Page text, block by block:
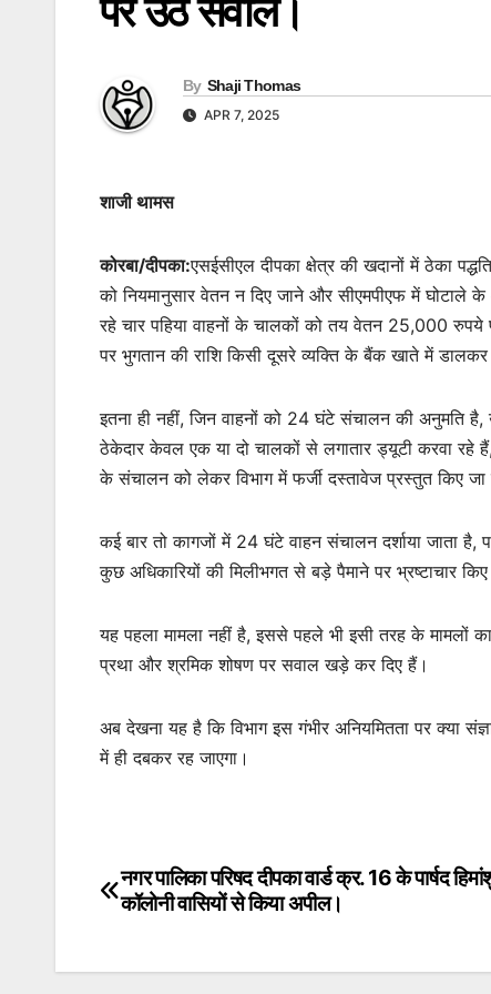
पर उठे सवाल।
By Shaji Thomas
APR 7, 2025
शाजी थामस
कोरबा/दीपका:एसईसीएल दीपका क्षेत्र की खदानों में ठेका
को नियमानुसार वेतन न दिए जाने और सीएमपीएफ में घोटाले
रहे चार पहिया वाहनों के चालकों को तय वेतन 25,000 रुपये
पर भुगतान की राशि किसी दूसरे व्यक्ति के बैंक खाते में डालकर
इतना ही नहीं, जिन वाहनों को 24 घंटे संचालन की अनुमति
ठेकेदार केवल एक या दो चालकों से लगातार ड्यूटी करवा रहे
के संचालन को लेकर विभाग में फर्जी दस्तावेज प्रस्तुत किए
कई बार तो कागजों में 24 घंटे वाहन संचालन दर्शाया जाता
कुछ अधिकारियों की मिलीभगत से बड़े पैमाने पर भ्रष्टाचार
यह पहला मामला नहीं है, इससे पहले भी इसी तरह के मामलों
प्रथा और श्रमिक शोषण पर सवाल खड़े कर दिए हैं।
अब देखना यह है कि विभाग इस गंभीर अनियमितता पर क्या
में ही दबकर रह जाएगा।
Post
नगर पालिका परिषद दीपका वार्ड क्र. 16 के पार्षद
कॉलोनी वासियों से किया अपील।